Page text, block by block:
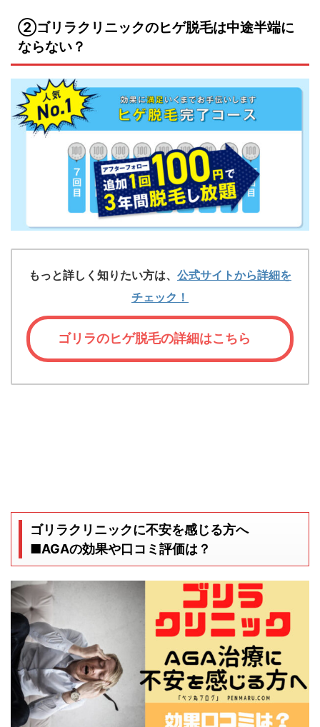
②ゴリラクリニックのヒゲ脱毛は中途半端に
ならない？
もっと詳しく知りたい方は、 公式サイトから詳細を
チェック！
ゴリラのヒゲ脱毛の詳細はこちら
ゴリラクリニックに不安を感じる方へ
■AGAの効果や口コミ評価は？